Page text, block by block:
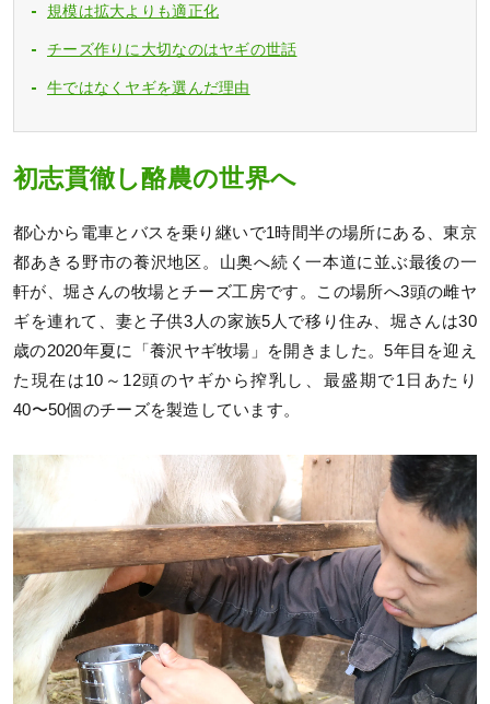
規模は拡大よりも適正化
チーズ作りに大切なのはヤギの世話
牛ではなくヤギを選んだ理由
初志貫徹し酪農の世界へ
都心から電車とバスを乗り継いで1時間半の場所にある、東京
都あきる野市の養沢地区。山奥へ続く一本道に並ぶ最後の一
軒が、堀さんの牧場とチーズ工房です。この場所へ3頭の雌ヤ
ギを連れて、妻と子供3人の家族5人で移り住み、堀さんは30
歳の2020年夏に「養沢ヤギ牧場」を開きました。5年目を迎え
た現在は10～12頭のヤギから搾乳し、最盛期で1日あたり
40〜50個のチーズを製造しています。